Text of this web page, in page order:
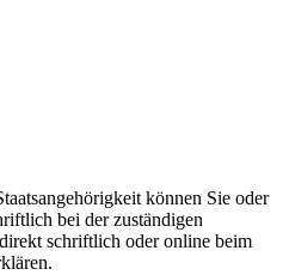
können Sie oder
bei der zuständigen
schriftlich oder online beim